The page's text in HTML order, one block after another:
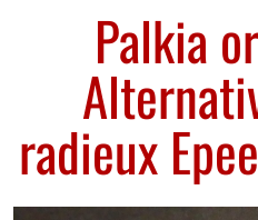
Palkia
radieux